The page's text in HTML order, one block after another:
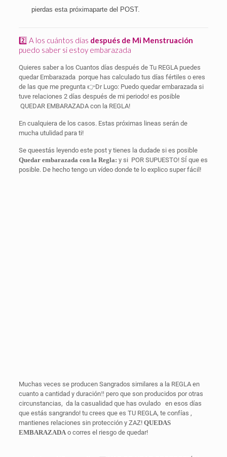
pierdas esta próximaparte del POST.
2️⃣ A los cuántos días después de Mi Menstruación
puedo saber si estoy embarazada
Quieres saber a los Cuantos días después de Tu REGLA puedes
quedar Embarazada porque has calculado tus días fértiles o eres
de las que me pregunta 👉Dr Lugo: Puedo quedar embarazada si
tuve relaciones 2 días después de mi periodo! es posible
QUEDAR EMBARAZADA con la REGLA!
En cualquiera de los casos. Estas próximas lineas serán de
mucha utulidad para ti!
Se queestás leyendo este post y tienes la dudade si es posible
Quedar embarazada con la Regla: y si POR SUPUESTO! SÍ que es
posible. De hecho tengo un vídeo donde te lo explico super fácil!
Muchas veces se producen Sangrados similares a la REGLA en
cuanto a cantidad y duración‼️ pero que son producidos por otras
circunstancias, da la casualidad que has ovulado en esos días
que estás sangrando! tu crees que es TU REGLA, te confías ,
mantienes relaciones sin protección y ZAZ! QUEDAS
EMBARAZADAo corres el riesgo de quedar!